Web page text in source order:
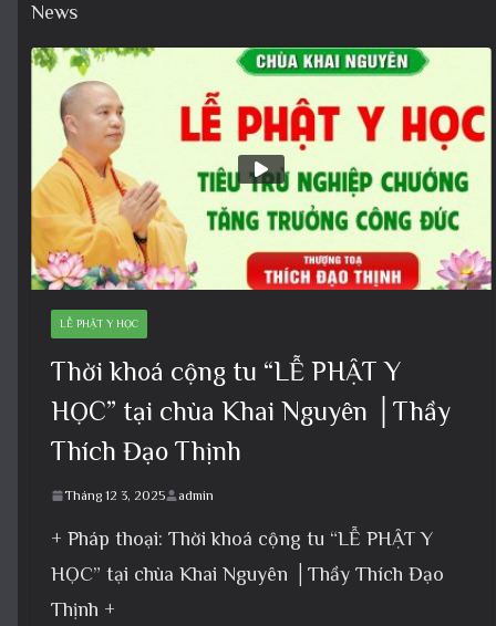
News
LỄ PHẬT Y HỌC
Thời khoá cộng tu “LỄ PHẬT Y
HỌC” tại chùa Khai Nguyên │Thầy
Thích Đạo Thịnh
Tháng 12 3, 2025 admin
+ Pháp thoại: Thời khoá cộng tu “LỄ PHẬT Y
HỌC” tại chùa Khai Nguyên │Thầy Thích Đạo
Thịnh +